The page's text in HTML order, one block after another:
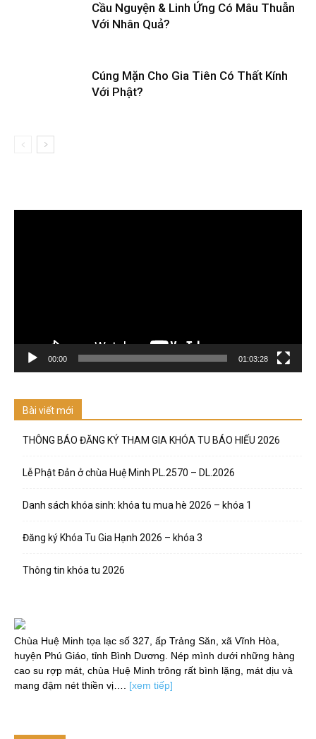
Cầu Nguyện & Linh Ứng Có Mâu Thuẫn
Với Nhân Quả?
Cúng Mặn Cho Gia Tiên Có Thất Kính
Với Phật?
00:00 01:03:28
Bài viết mới
THÔNG BÁO ĐĂNG KÝ THAM GIA KHÓA TU BÁO HIẾU 2026
Lễ Phật Đản ở chùa Huệ Minh PL.2570 – DL.2026
Danh sách khóa sinh: khóa tu mua hè 2026 – khóa 1
Đăng ký Khóa Tu Gia Hạnh 2026 – khóa 3
Thông tin khóa tu 2026
Chùa Huệ Minh tọa lạc số 327, ấp Trảng Săn, xã Vĩnh Hòa,
huyện Phú Giáo, tỉnh Bình Dương. Nép mình dưới những hàng
cao su rợp mát, chùa Huệ Minh trông rất bình lặng, mát dịu và
mang đậm nét thiền vị…. [xem tiếp]